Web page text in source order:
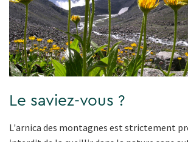
Le saviez-vous ?
L'arnica des montagnes est strictement